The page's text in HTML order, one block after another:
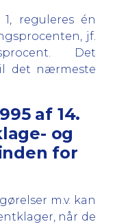
reguleres én
jf.
Det
det nærmeste
af 14.
og
for
m.v. kan
når de